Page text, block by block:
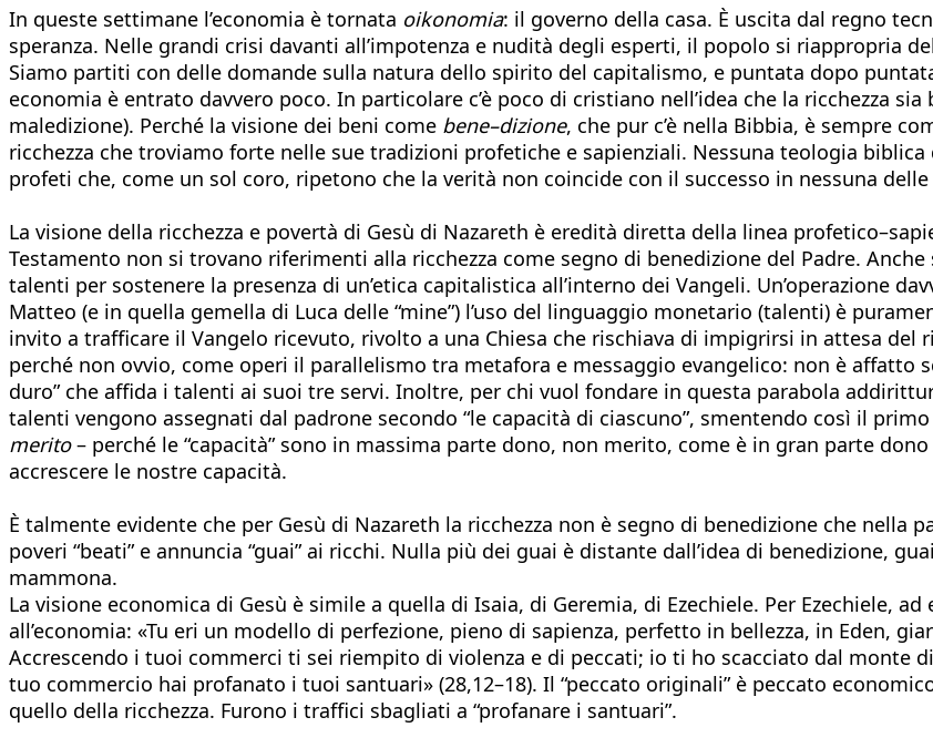
In queste settimane l’economia è tornata oikonomia: il governo della casa. È uscita dal regno
speranza. Nelle grandi crisi davanti all’impotenza e nudità degli esperti, il popolo si riappropria
Siamo partiti con delle domande sulla natura dello spirito del capitalismo, e puntata dopo
economia è entrato davvero poco. In particolare c’è poco di cristiano nell’idea che la ricchezza
maledizione). Perché la visione dei beni come bene–dizione, che pur c’è nella Bibbia, è sempre
ricchezza che troviamo forte nelle sue tradizioni profetiche e sapienziali. Nessuna teologia
profeti che, come un sol coro, ripetono che la verità non coincide con il successo in nessuna
La visione della ricchezza e povertà di Gesù di Nazareth è eredità diretta della linea
Testamento non si trovano riferimenti alla ricchezza come segno di benedizione del Padre.
talenti per sostenere la presenza di un’etica capitalistica all’interno dei Vangeli. Un’operazione
Matteo (e in quella gemella di Luca delle “mine”) l’uso del linguaggio monetario (talenti) è
invito a trafficare il Vangelo ricevuto, rivolto a una Chiesa che rischiava di impigrirsi in attesa
perché non ovvio, come operi il parallelismo tra metafora e messaggio evangelico: non è affatto
duro” che affida i talenti ai suoi tre servi. Inoltre, per chi vuol fondare in questa parabola
talenti vengono assegnati dal padrone secondo “le capacità di ciascuno”, smentendo così il
merito– perché le “capacità” sono in massima parte dono, non merito, come è in gran parte
accrescere le nostre capacità.
È talmente evidente che per Gesù di Nazareth la ricchezza non è segno di benedizione che
poveri “beati” e annuncia “guai” ai ricchi. Nulla più dei guai è distante dall’idea di benedizione,
mammona.
La visione economica di Gesù è simile a quella di Isaia, di Geremia, di Ezechiele. Per Ezechiele,
all’economia: «Tu eri un modello di perfezione, pieno di sapienza, perfetto in bellezza, in Eden,
Accrescendo i tuoi commerci ti sei riempito di violenza e di peccati; io ti ho scacciato dal monte
tuo commercio hai profanato i tuoi santuari» (28,12–18). Il “peccato originali” è peccato
quello della ricchezza. Furono i traffici sbagliati a “profanare i santuari”.